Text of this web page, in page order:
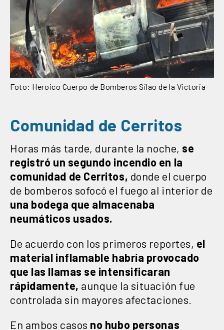
Foto: Heroico Cuerpo de Bomberos Silao de la Victoria
Comunidad de Cerritos
Horas más tarde, durante la noche, se
registró un segundo incendio en la
comunidad de Cerritos, donde el cuerpo
de bomberos sofocó el fuego al interior de
una bodega que almacenaba
neumáticos usados.
De acuerdo con los primeros reportes, el
material inflamable habría provocado
que las llamas se intensificaran
rápidamente, aunque la situación fue
controlada sin mayores afectaciones.
En ambos casos no hubo personas